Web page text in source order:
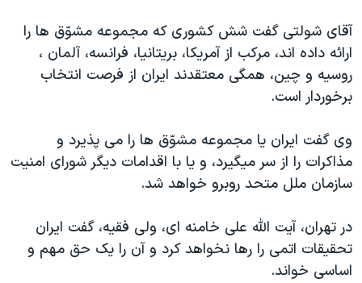
آقای شولتی گفت شش کشوری که مجموعه مشوّق ها را
ارائه داده اند، مرکب از آمريکا، بريتانيا، فرانسه، آلمان ،
روسيه و چين، همگی معتقدند ايران از فرصت انتخاب
برخوردار است.
وی گفت ايران يا مجموعه مشوّق ها را می پذيرد و
مذاکرات را از سر ميگيرد، و يا با اقدامات ديگر شورای امنيت
سازمان ملل متحد روبرو خواهد شد.
در تهران، آيت الله علی خامنه ای، ولی فقيه، گفت ايران
تحقيقات اتمی را رها نخواهد کرد و آن را يک حق مهم و
اساسی خواند.